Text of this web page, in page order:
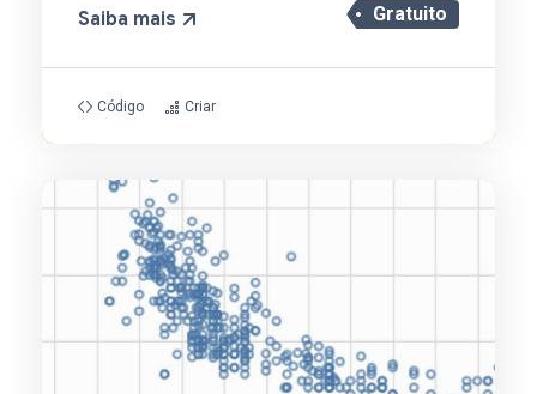
Gratuito
Saiba mais
Código Criar